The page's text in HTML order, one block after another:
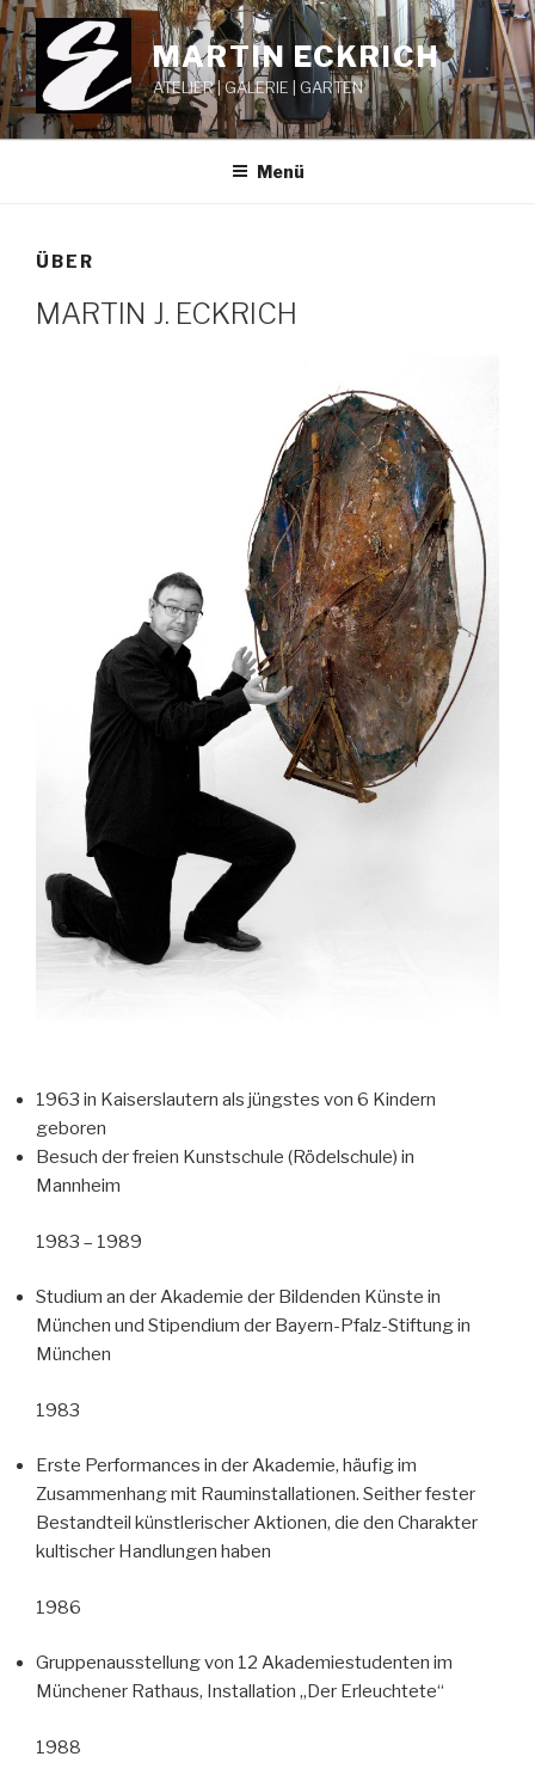
Zum
Inhalt
springen
MARTIN ECKRICH
ATELIER | GALERIE | GARTEN
Menü
ÜBER
MARTIN J. ECKRICH
1963 in Kaiserslautern als jüngstes von 6 Kindern
geboren
Besuch der freien Kunstschule (Rödelschule) in
Mannheim
1983 – 1989
Studium an der Akademie der Bildenden Künste in
München und Stipendium der Bayern-Pfalz-Stiftung in
München
1983
Erste Performances in der Akademie, häufig im
Zusammenhang mit Rauminstallationen. Seither fester
Bestandteil künstlerischer Aktionen, die den Charakter
kultischer Handlungen haben
1986
Gruppenausstellung von 12 Akademiestudenten im
Münchener Rathaus, Installation „Der Erleuchtete“
1988